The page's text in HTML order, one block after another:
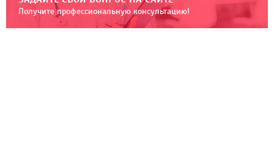
Получите профессиональную консультацию!